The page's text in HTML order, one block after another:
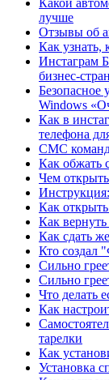
Какой
лучше
Отзывы об
Как узнать,
Инстаграм
бизнес-
Windows
Как в
телефона
СМС
Как обжать
Чем
Как открыть
Как
Как сдать
Кто создал
Сильно
Сильно
Что делать
Как
тарелки
Как
Установка